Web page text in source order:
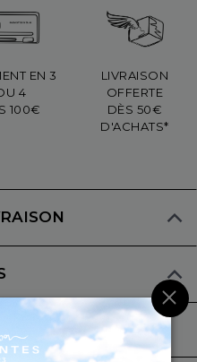
EN 3
4
100€
LIVRAISON
OFFERTE
DÈS 50€
D'ACHATS*
×